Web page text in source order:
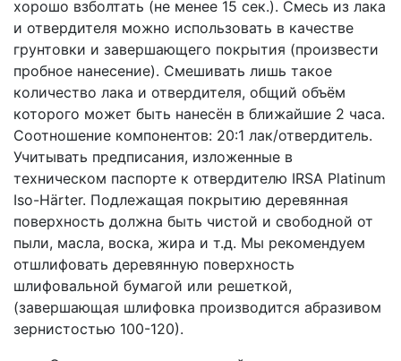
хорошо взболтать (не менее 15 сек.). Смесь из лака
и отвердителя можно использовать в качестве
грунтовки и завершающего покрытия (произвести
пробное нанесение). Смешивать лишь такое
количество лака и отвердителя, общий объём
которого может быть нанесён в ближайшие 2 часа.
Соотношение компонентов: 20:1 лак/отвердитель.
Учитывать предписания, изложенные в
техническом паспорте к отвердителю IRSA Platinum
Iso-Härter. Подлежащая покрытию деревянная
поверхность должна быть чистой и свободной от
пыли, масла, воска, жира и т.д. Мы рекомендуем
отшлифовать деревянную поверхность
шлифовальной бумагой или решеткой,
(завершающая шлифовка производится абразивом
зернистостью 100-120).